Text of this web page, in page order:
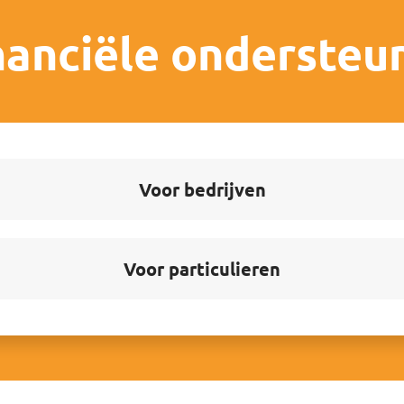
Voor bedrijven
Voor particulieren